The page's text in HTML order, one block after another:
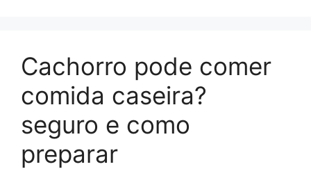
Cachorro pode comer
comida caseira?
seguro e como
preparar